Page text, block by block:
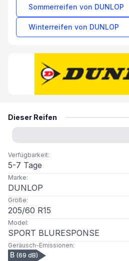
Sommerreifen von DUNLOP
Winterreifen von DUNLOP
Dieser Reifen
Verfügbarkeit:
5-7 Tage
Marke:
DUNLOP
Größe:
205/60 R15
Model:
SPORT BLURESPONSE
Geräusch-Emissionen:
B (69 dB)